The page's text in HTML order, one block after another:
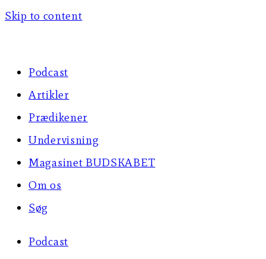
Skip to content
Podcast
Artikler
Prædikener
Undervisning
Magasinet BUDSKABET
Om os
Søg
Podcast